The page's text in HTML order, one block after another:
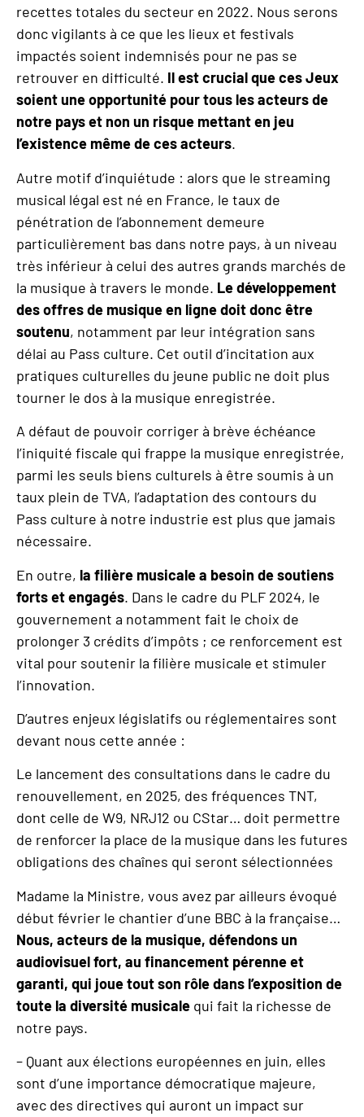
recettes totales du secteur en 2022. Nous serons
donc vigilants à ce que les lieux et festivals
impactés soient indemnisés pour ne pas se
retrouver en difficulté. Il est crucial que ces Jeux
soient une opportunité pour tous les acteurs de
notre pays et non un risque mettant en jeu
l’existence même de ces acteurs.
Autre motif d’inquiétude : alors que le streaming
musical légal est né en France, le taux de
pénétration de l’abonnement demeure
particulièrement bas dans notre pays, à un niveau
très inférieur à celui des autres grands marchés de
la musique à travers le monde. Le développement
des offres de musique en ligne doit donc être
soutenu, notamment par leur intégration sans
délai au Pass culture. Cet outil d’incitation aux
pratiques culturelles du jeune public ne doit plus
tourner le dos à la musique enregistrée.
A défaut de pouvoir corriger à brève échéance
l’iniquité fiscale qui frappe la musique enregistrée,
parmi les seuls biens culturels à être soumis à un
taux plein de TVA, l’adaptation des contours du
Pass culture à notre industrie est plus que jamais
nécessaire.
En outre, la filière musicale a besoin de soutiens
forts et engagés. Dans le cadre du PLF 2024, le
gouvernement a notamment fait le choix de
prolonger 3 crédits d’impôts ; ce renforcement est
vital pour soutenir la filière musicale et stimuler
l’innovation.
D’autres enjeux législatifs ou réglementaires sont
devant nous cette année :
Le lancement des consultations dans le cadre du
renouvellement, en 2025, des fréquences TNT,
dont celle de W9, NRJ12 ou CStar… doit permettre
de renforcer la place de la musique dans les futures
obligations des chaînes qui seront sélectionnées
Madame la Ministre, vous avez par ailleurs évoqué
début février le chantier d’une BBC à la française…
Nous, acteurs de la musique, défendons un
audiovisuel fort, au financement pérenne et
garanti, qui joue tout son rôle dans l’exposition de
toute la diversité musicale qui fait la richesse de
notre pays.
– Quant aux élections européennes en juin, elles
sont d’une importance démocratique majeure,
avec des directives qui auront un impact sur